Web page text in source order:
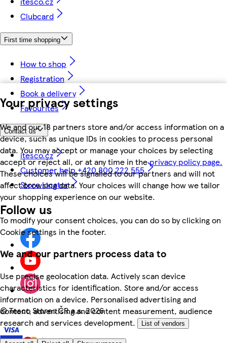
Your privacy settings
We and our 18 partners store and/or access information on a
device, such as unique IDs in cookies to process personal
data. You may accept or manage your choices by selecting
accept or reject all, or at any time in theprivacy policy page.
These choices will be signalled to our partners and will not
affect browsing data. Your choices will change how we tailor
your shopping experience on our website.
To modify your consent choices, you can do so by clicking on
Cookie settings in the footer.
We and our partners process data to
Use precise geolocation data. Actively scan device
characteristics for identification. Store and/or access
information on a device. Personalised advertising and
content, advertising and content measurement, audience
research and services development.
List of vendors
Clubcard
First time shopping
How to shop
Registration
Book a delivery
Favourites
Contact us
itesco.cz
Customer help +420 800 222 555
Store locator
Follow us
©Tesco Stores ČR a.s. 2026